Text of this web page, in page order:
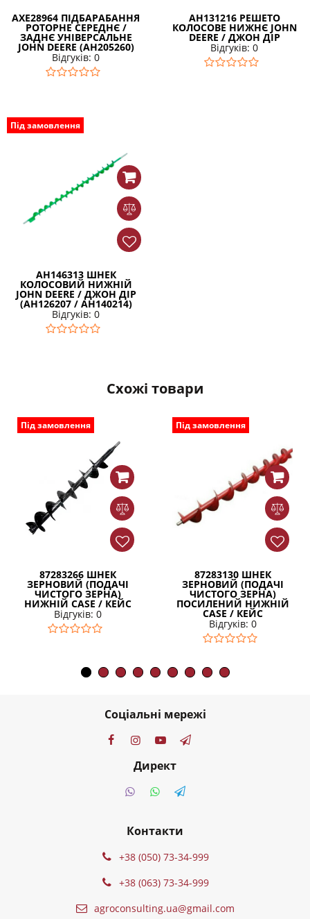
AXE28964 ПІДБАРАБАННЯ
РОТОРНЕ СЕРЕДНЄ /
ЗАДНЄ УНІВЕРСАЛЬНЕ
JOHN DEERE (AH205260)
Відгуків: 0
AH131216 РЕШЕТО
КОЛОСОВЕ НИЖНЄ JOHN
DEERE / ДЖОН ДІР
Відгуків: 0
Під замовлення
AH146313 ШНЕК
КОЛОСОВИЙ НИЖНІЙ
JOHN DEERE / ДЖОН ДІР
(AH126207 / AH140214)
Відгуків: 0
Схожі товари
Під замовлення
87283266 ШНЕК
ЗЕРНОВИЙ (ПОДАЧІ
ЧИСТОГО ЗЕРНА)
НИЖНІЙ CASE / КЕЙС
Відгуків: 0
Під замовлення
87283130 ШНЕК
ЗЕРНОВИЙ (ПОДАЧІ
ЧИСТОГО ЗЕРНА)
ПОСИЛЕНИЙ НИЖНІЙ
CASE / КЕЙС
Відгуків: 0
Соціальні мережі
Директ
Контакти
+38 (050) 73-34-999
+38 (063) 73-34-999
agroconsulting.ua@gmail.com